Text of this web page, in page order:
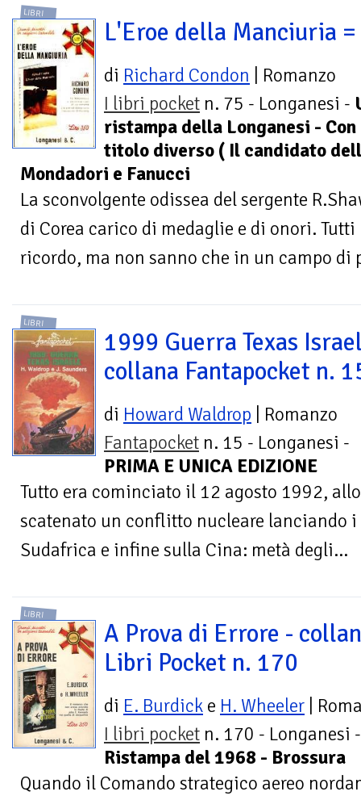
LIBRI
L'Eroe della Manciuria =
di Richard Condon | Romanzo
I libri pocket n. 75 - Longanesi -
ristampa della Longanesi - Con
titolo diverso ( Il candidato
Mondadori e Fanucci
La sconvolgente odissea del sergente
di Corea carico di medaglie e di onori.
ricordo, ma non sanno che in un campo
LIBRI
1999 Guerra Texas
collana Fantapocket n.
di Howard Waldrop | Romanzo
Fantapocket n. 15 - Longanesi -
PRIMA E UNICA EDIZIONE
Tutto era cominciato il 12 agosto 1992,
scatenato un conflitto nucleare lanciando
Sudafrica e infine sulla Cina: metà degli...
LIBRI
A Prova di Errore -
Libri Pocket n. 170
di E. Burdick e H. Wheeler |
I libri pocket n. 170 - Longanesi -
Ristampa del 1968 - Brossura
Quando il Comando strategico aereo